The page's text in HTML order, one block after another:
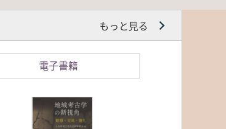
もっと見る
電子書籍